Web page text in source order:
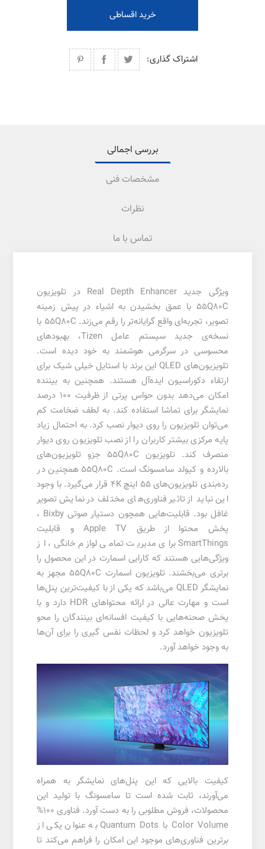
خرید اقساطی
اشتراک گذاری:
بررسی اجمالی
مشخصات فنی
نظرات
تماس با ما
ویژگی جدید Real Depth Enhancer در تلویزیون
55Q80C با عمق بخشیدن به اشیاء در پیش زمینه
تصویر، تجربه‌ای واقع گرایانه‌تر را رقم می‌زند. 55Q80C با
نسخه‌ی جدید سیستم عامل Tizen، بهبودهای
محسوسی در سرگرمی هوشمند به خود دیده است.
تلویزیون‌های QLED این برند با استایل خیلی شیک برای
ارتقاء دکوراسیون ایده‌آل هستند. همچنین به بیننده
امکان می‌دهد بدون حواس پرتی از ظرفیت 100 درصد
نمایشگر برای تماشا استفاده کند. به لطف ضخامت کم
می‌توان تلویزیون را روی دیوار نصب کرد. به احتمال زیاد
پایه مرکزی بیشتر کاربران را از نصب تلویزیون روی دیوار
منصرف کند. تلویزیون 55Q80C
جزو تلویزیون‌های
بالارده و کیولد سامسونگ است. 55Q80C همچنین در
رده‌بندی تلویزیون‌های 55 اینچ 4K قرار می‌گیرد. با وجود
این نباید از تاثیر فناوری‌های مختلف در نمایش تصویر
غافل بود. قابلیت‌هایی همچون دستیار صوتی Bixby ،
پخش محتوا از طریق Apple TV و قابلیت
SmartThings برای مدیریت تمامی لوازم خانگی، از
ویژگی‌هایی هستند که کارایی اسمارت در این محصول را
برتری می‌بخشند. تلویزیون اسمارت 55Q80C مجهز به
نمایشگر QLED می‌باشد که یکی از با کیفیت‌ترین پنل‌ها
است و مهارت عالی در ارائه محتواهای HDR دارد و با
پخش صحنه‌هایی با کیفیت افسانه‌ای بینندگان را محو
تلویزیون خواهد کرد و لحظات نفس گیری را برای آن‌ها
به وجود خواهد آورد.
کیفیت بالایی که این پنل‌های نمایشگر به همراه
می‌آورند، ثابت شده است تا سامسونگ با تولید این
محصولات، فروش مطلوبی را به دست آورد. فناوری 100%
Color Volume با Quantum Dots به عنوان یکی از
برترین فناوری‌های موجود این امکان را فراهم می‌کند تا